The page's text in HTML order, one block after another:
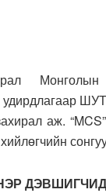
Монголын
удирдлагаар
аж.
ДЭВШИГЧИД